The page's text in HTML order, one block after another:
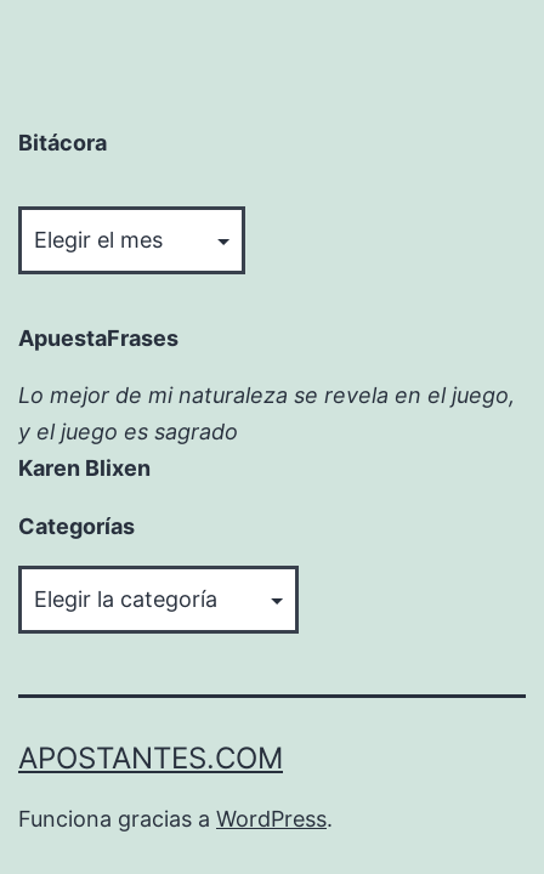
Bitácora
ApuestaFrases
Lo mejor de mi naturaleza se revela en el juego,
y el juego es sagrado
Karen Blixen
Categorías
APOSTANTES.COM
Funciona gracias a WordPress.